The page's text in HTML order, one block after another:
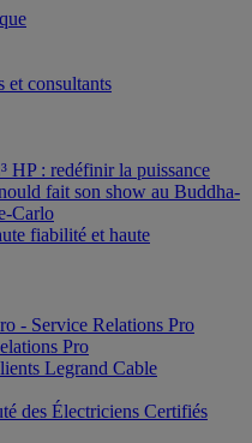
et consultants
HP : redéfinir la puissance
fait son show au Buddha-
Carlo
fiabilité et haute
- Service Relations Pro
Pro
Legrand Cable
des Électriciens Certifiés